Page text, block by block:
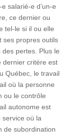
salarié-e d’un-e
ce dernier ou
tel-le si il ou elle
ses propres outils
pertes. Plus le
dernier critère est
Québec, le travail
où la personne
ou le contrôle
autonome est
service où la
de subordination